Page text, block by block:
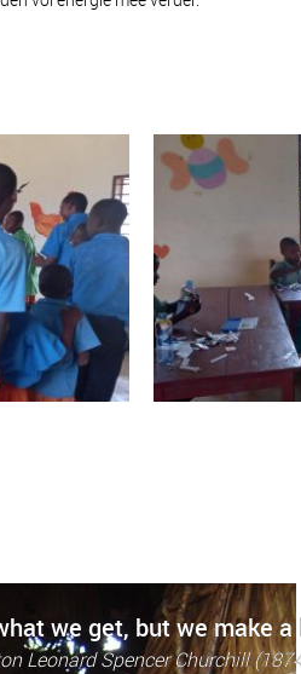
we get, but we make
Leonard Spencer Churchill